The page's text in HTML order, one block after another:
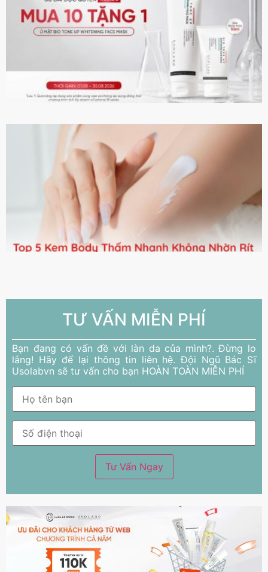
TƯ VẤN MIỄN PHÍ
Bạn đang có vấn đề với làn da của mình?. Đừng lo
lắng! Hãy để lại thông tin liên hệ. Đội Ngũ Bác Sĩ
Usolabvn sẽ tư vấn cho bạn HOÀN TOÀN MIỄN PHÍ